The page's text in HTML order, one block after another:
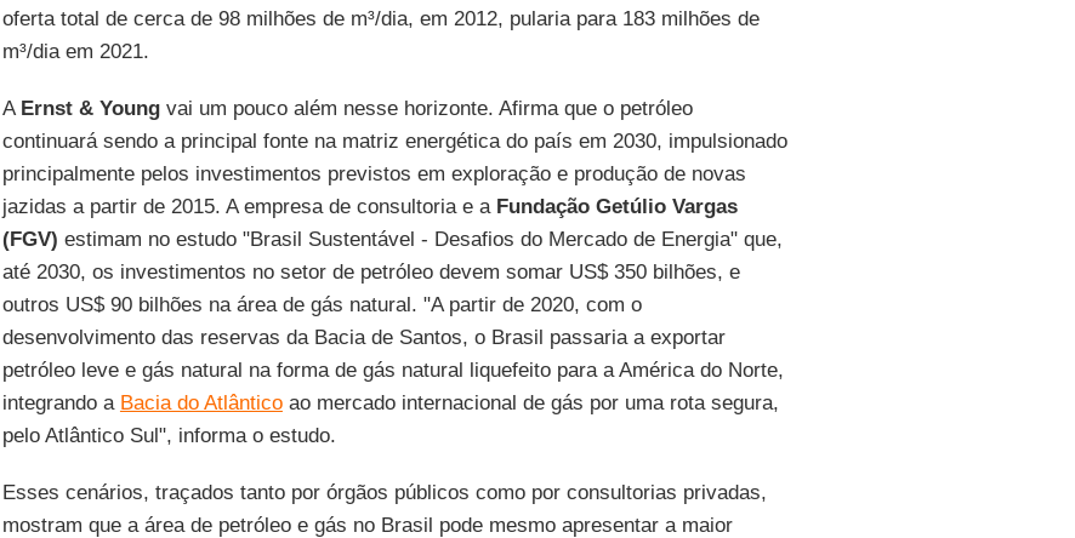
oferta total de cerca de 98 milhões de m³/dia, em 2012, pularia para 183 milhões de
m³/dia em 2021.
A Ernst & Youngvai um pouco além nesse horizonte. Afirma que o petróleo
continuará sendo a principal fonte na matriz energética do país em 2030, impulsionado
principalmente pelos investimentos previstos em exploração e produção de novas
jazidas a partir de 2015. A empresa de consultoria e a Fundação Getúlio Vargas
(FGV) estimam no estudo "Brasil Sustentável - Desafios do Mercado de Energia" que,
até 2030, os investimentos no setor de petróleo devem somar US$ 350 bilhões, e
outros US$ 90 bilhões na área de gás natural. "A partir de 2020, com o
desenvolvimento das reservas da Bacia de Santos, o Brasil passaria a exportar
petróleo leve e gás natural na forma de gás natural liquefeito para a América do Norte,
integrando a Bacia do Atlânticoao mercado internacional de gás por uma rota segura,
pelo Atlântico Sul", informa o estudo.
Esses cenários, traçados tanto por órgãos públicos como por consultorias privadas,
mostram que a área de petróleo e gás no Brasil pode mesmo apresentar a maior